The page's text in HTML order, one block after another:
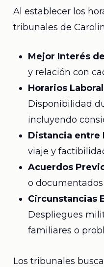
Al establecer los
tribunales de
Mejor Interés
y relación con
Horarios
Disponibilidad
incluyendo
Distancia entre
viaje y
Acuerdos
o
Circunstancias
Despliegues
familiares o
Los tribunales